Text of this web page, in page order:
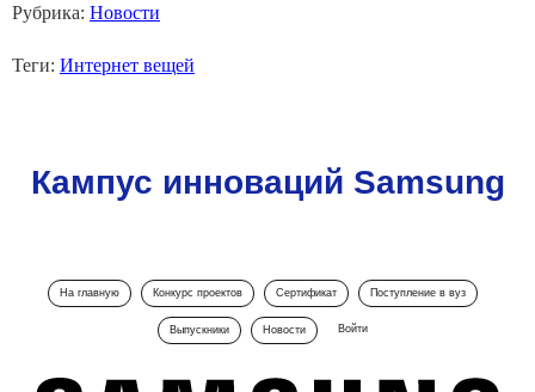
Рубрика: Новости
Теги: Интернет вещей
Кампус инноваций Samsung
На главную Конкурс проектов Сертификат Поступление в вуз
Выпускники Новости Войти